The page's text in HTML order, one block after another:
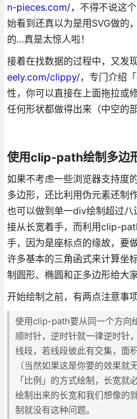
n-pieces.com/，不得不说这
始看到还真以为是用SVG做的
的…真是太惊人啦！
接着在找数据的过程中，又发
eely.com/clippy/，专门介绍
性，你可以直接在上面拖拉或
任何形状都做得出来（中空的
使用clip-path绘制多边
如果不考虑一些浏览器支持度
多边形，还比利用伪元素还制
也可以做到单一div绘制超过
接从长宽着手，而利用clip-
手，因为是座标点的缘故，要
许多基本的三角函式来计算坐
制圆形、椭圆和正多边形给大家
开始绘制之前，有两点注意事项
使用clip-path要从同一个方向
顺时针，逆时针就一律逆时针
线段，若线段彼此有交集，面
（当然如果这是你要的效果就
「比例」的方式绘制，长宽就
绘制出来的长宽和我们想像的
制就没有这种问题。